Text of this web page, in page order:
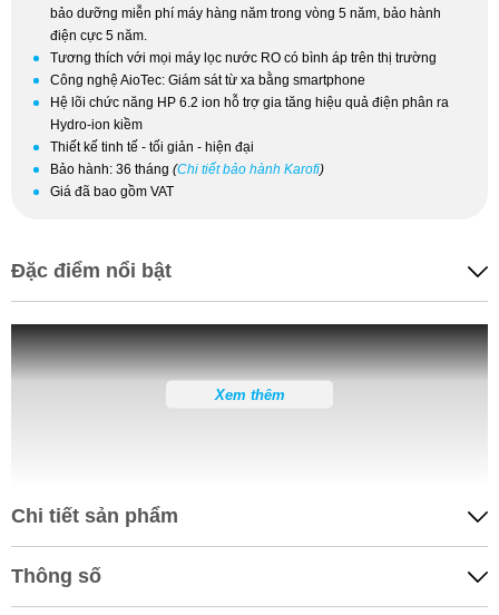
bảo dưỡng miễn phí máy hàng năm trong vòng 5 năm, bảo hành
điện cực 5 năm.
Tương thích với mọi máy lọc nước RO có bình áp trên thị trường
Công nghệ AioTec: Giám sát từ xa bằng smartphone
Hệ lõi chức năng HP 6.2 ion hỗ trợ gia tăng hiệu quả điện phân ra
Hydro-ion kiềm
Thiết kế tinh tế - tối giản - hiện đại
Bảo hành: 36 tháng (Chi tiết bảo hành Karofi)
Giá đã bao gồm VAT
Đặc điểm nổi bật
Xem thêm
Chi tiết sản phẩm
Thông số